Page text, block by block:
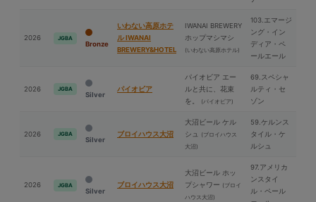
2026 JGBA
Bronze
いわない高原ホテ
ル IWANAI
BREWERY&HOTEL
IWANAI BREWERY
ホップマシマシ
(いわない高原ホテル)
103.エマージ
ング・イン
ディア・ペ
ールエール
2026 JGBA
Silver
パイオビア
パイオビア エー
ルと共に、花束
を。
(パイオビア)
69.スペシャ
ルティ・セ
ゾン
2026 JGBA
Silver
ブロイハウス⼤沼
⼤沼ビール ケル
シュ
(ブロイハウス
⼤沼)
59.ケルンス
タイル・ケ
ルシュ
2026 JGBA
Silver
ブロイハウス⼤沼
⼤沼ビール ホッ
プシャワー (ブロイ
ハウス⼤沼)
97.アメリカ
ンスタイ
ル・ペール